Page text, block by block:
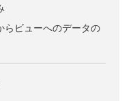
らビューへのデータの